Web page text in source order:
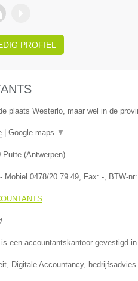
PROFIEL
plaats Westerlo, maar wel in de
| Google maps ▼
Putte(Antwerpen)
Mobiel 0478/20.79.49, Fax: -, BTW-nr:
een accountantskantoor gevestigd
Digitale Accountancy, bedrijfsadvies